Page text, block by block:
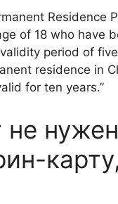
Residence
of 18 who have
period of
residence in
for ten years.”